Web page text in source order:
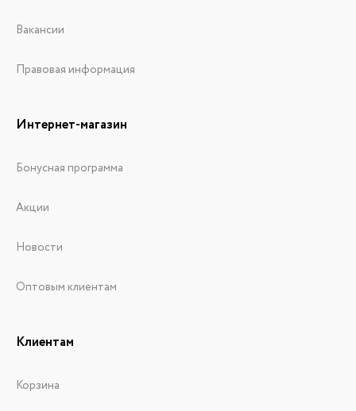
Вакансии
Правовая информация
Интернет-магазин
Бонусная программа
Акции
Новости
Оптовым клиентам
Клиентам
Корзина